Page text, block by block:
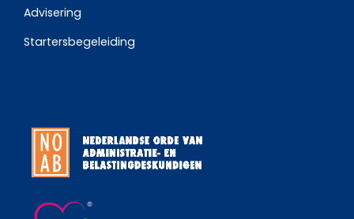
Advisering
Startersbegeleiding